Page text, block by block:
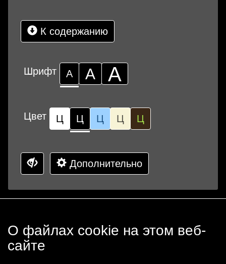
К содержанию
Шрифт А А А
Цвет Ц Ц Ц Ц Ц
Дополнительно
О файлах cookie на этом веб-
сайте